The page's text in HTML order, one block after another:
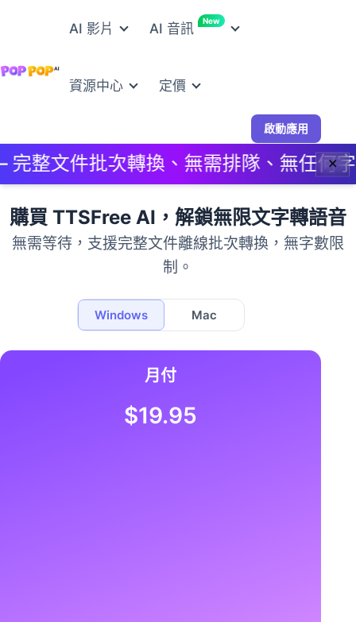
AI 影片 AI 音訊 New
資源中心 定價
啟動應用
件批次轉換、無需排隊、無任何字數
✕
購買 TTSFree AI，解鎖無限文字轉語音
無需等待，支援完整文件離線批次轉換，無字數限
制。
Windows Mac
月付
$19.95